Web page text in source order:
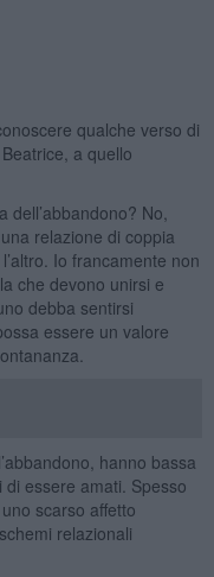
qualche verso di
a quello
No,
relazione di coppia
Io francamente non
che devono unirsi e
debba sentirsi
essere un valore
hanno bassa
essere amati. Spesso
scarso affetto
relazionali